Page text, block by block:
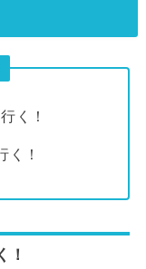
く！
く！
！